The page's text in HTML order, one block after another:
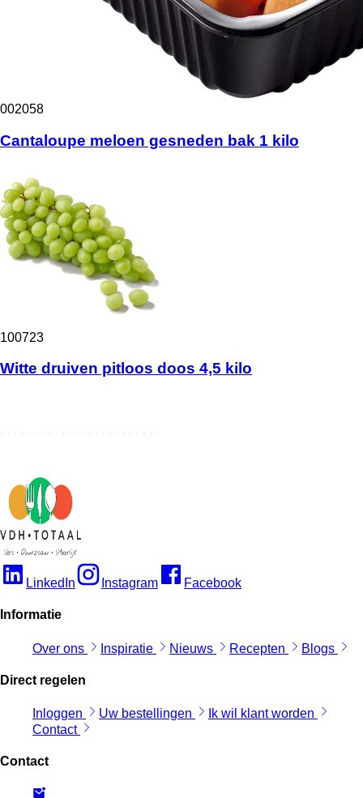
002058
Cantaloupe meloen gesneden bak 1 kilo
100723
Witte druiven pitloos doos 4,5 kilo
LinkedIn Instagram Facebook
Informatie
Over ons Inspiratie Nieuws Recepten Blogs
Direct regelen
Inloggen Uw bestellingen
Ik wil klant worden
Contact
Contact